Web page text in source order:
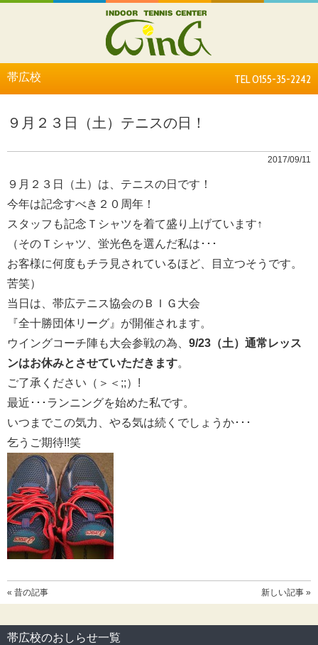
帯広校 TEL 0155-35-2242
９月２３日（土）テニスの日！
2017/09/11
９月２３日（土）は、テニスの日です！
今年は記念すべき２０周年！
スタッフも記念Ｔシャツを着て盛り上げています↑
（そのＴシャツ、蛍光色を選んだ私は･･･
お客様に何度もチラ見されているほど、目立つそうです。
苦笑）
当日は、帯広テニス協会のＢＩＧ大会
『全十勝団体リーグ』が開催されます。
ウイングコーチ陣も大会参戦の為、 9/23（土）通常レッス
ンはお休みとさせていただきます。
ご了承ください（＞＜;;）!
最近･･･ランニングを始めた私です。
いつまでこの気力、やる気は続くでしょうか･･･
乞うご期待!!笑
« 昔の記事 新しい記事 »
帯広校のおしらせ一覧